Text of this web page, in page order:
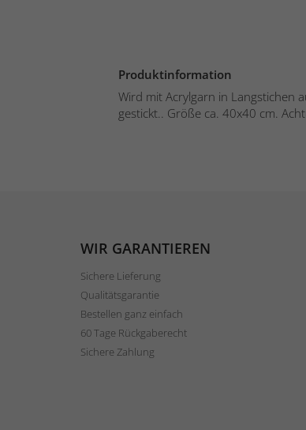
Produktinformation
Wird mit Acrylgarn in Langstichen
gestickt.. Größe ca. 40x40 cm.
WIR GARANTIEREN
Sichere Lieferung
Qualitätsgarantie
Bestellen ganz einfach
60 Tage Rückgaberecht
Sichere Zahlung